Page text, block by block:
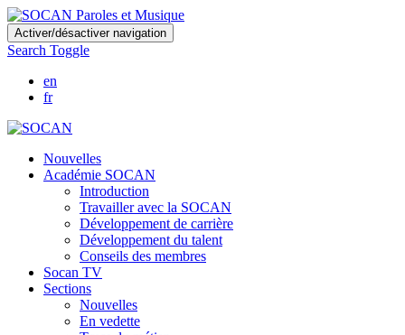
Skip
to
main
content
Activer/désactiver navigation
Search Toggle
en
fr
Nouvelles
Académie SOCAN
Introduction
Travailler avec la SOCAN
Développement de carrière
Développement du talent
Conseils des membres
Socan TV
Sections
Nouvelles
En vedette